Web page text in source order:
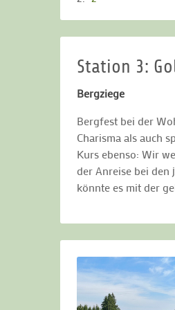
Station 3:
Bergziege
Bergfest bei der
Charisma als auch
Kurs ebenso: Wir
der Anreise bei
könnte es mit der